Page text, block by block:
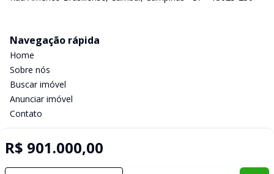
R$ 901.000,00
Navegação rápida
Home
Sobre nós
Buscar imóvel
Anunciar imóvel
Contato